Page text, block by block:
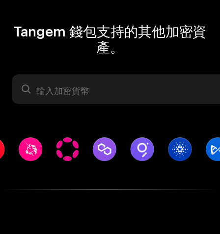
Tangem 錢包支持的其他加密資
產。
資產